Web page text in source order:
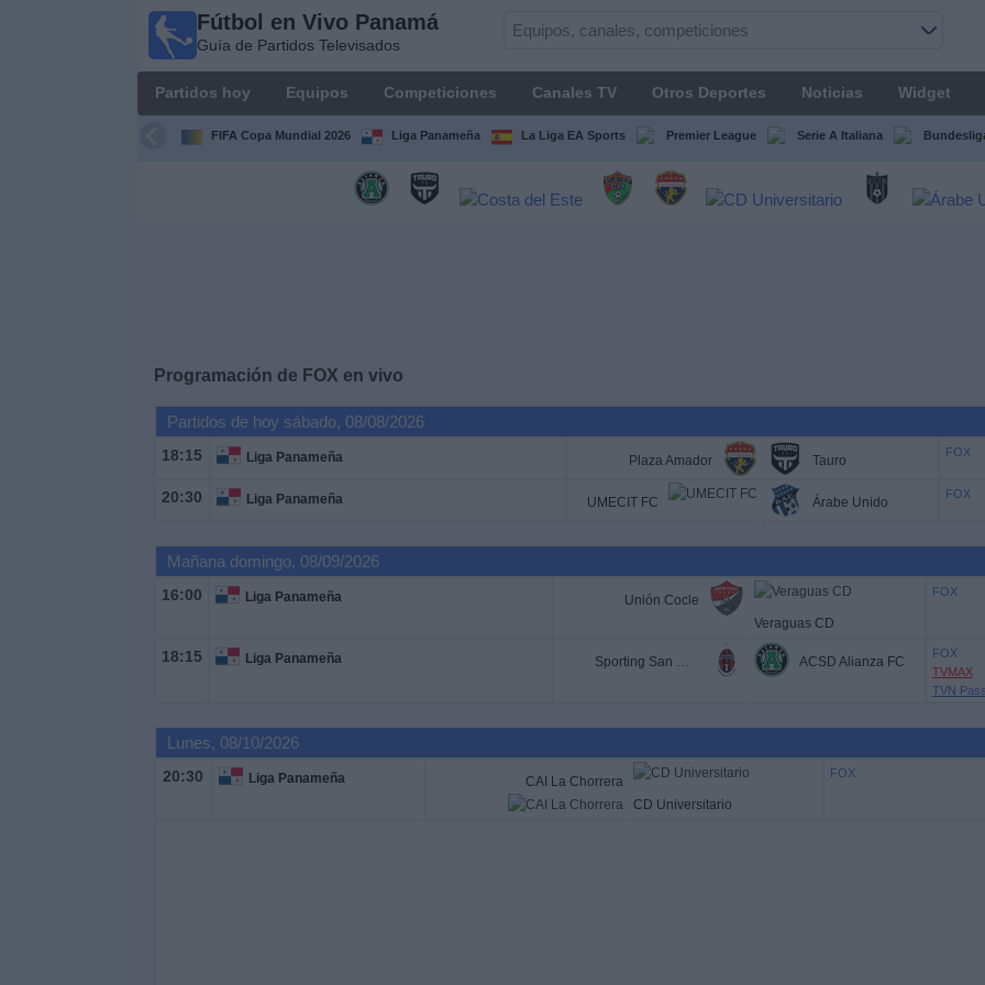
Fútbol en Vivo Panamá
Guía de Partidos Televisados
Partidos hoy Equipos Competiciones Canales TV Otros Deportes Noticias Widget
FIFA Copa Mundial 2026 Liga Panameña La Liga EA Sports Premier League Serie A Italiana
Programación de FOX en vivo
Partidos de hoy sábado, 08/08/2026
18:15 Liga Panameña Plaza Amador Tauro
FOX
20:30 Liga Panameña UMECIT FC Árabe Unido
FOX
Mañana domingo, 08/09/2026
16:00 Liga Panameña
Unión Cocle
Veraguas CD
FOX
18:15 Liga Panameña Sporting San Miguelito ACSD Alianza FC
FOX
TVMAX
TVN
Lunes, 08/10/2026
20:30 Liga Panameña
CAI La Chorrera
CD Universitario
FOX
Panamá